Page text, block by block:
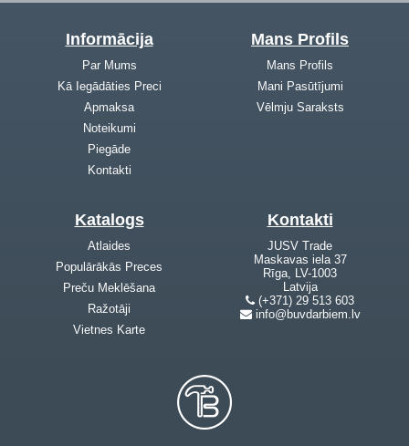
Informācija
Par Mums
Kā Iegādāties Preci
Apmaksa
Noteikumi
Piegāde
Kontakti
Mans Profils
Mans Profils
Mani Pasūtījumi
Vēlmju Saraksts
Katalogs
Atlaides
Populārākās Preces
Preču Meklēšana
Ražotāji
Vietnes Karte
Kontakti
JUSV Trade
Maskavas iela 37
Rīga, LV-1003
Latvija
(+371) 29 513 603
info@buvdarbiem.lv